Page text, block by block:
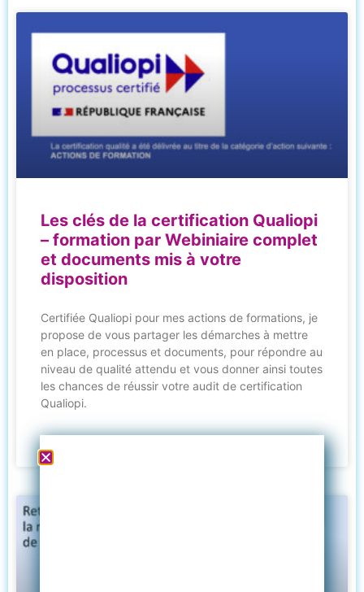
Les clés de la certification Qualiopi
– formation par Webiniaire complet
et documents mis à votre
disposition
Certifiée Qualiopi pour mes actions de formations, je
propose de vous partager les démarches à mettre
en place, processus et documents, pour répondre au
niveau de qualité attendu et vous donner ainsi toutes
les chances de réussir votre audit de certification
Qualiopi.